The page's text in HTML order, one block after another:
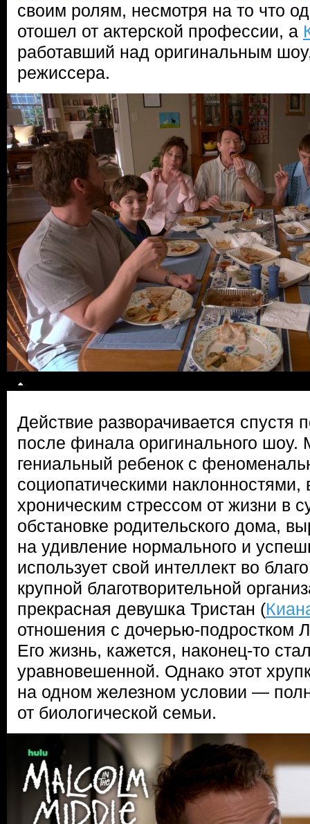
своим ролям, несмотря на то что
отошел от актерской профессии, а
работавший над оригинальным
режиссера.
Действие разворачивается спустя
после финала оригинального шоу.
гениальный ребенок с
социопатическими
хроническим стрессом от жизни в
обстановке родительского дома,
на удивление нормального и
использует свой интеллект во
крупной благотворительной
прекрасная девушка Тристан (
отношения с дочерью-подростком
Его жизнь, кажется, наконец-то
уравновешенной. Однако этот
на одном железном условии —
от биологической семьи.